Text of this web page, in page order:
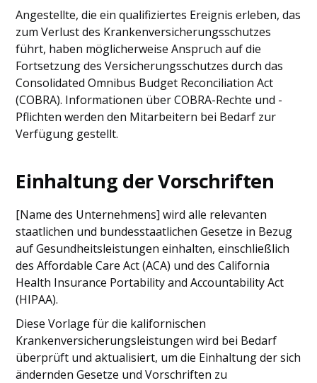
Angestellte, die ein qualifiziertes Ereignis erleben, das
zum Verlust des Krankenversicherungsschutzes
führt, haben möglicherweise Anspruch auf die
Fortsetzung des Versicherungsschutzes durch das
Consolidated Omnibus Budget Reconciliation Act
(COBRA). Informationen über COBRA-Rechte und -
Pflichten werden den Mitarbeitern bei Bedarf zur
Verfügung gestellt.
Einhaltung der Vorschriften
[Name des Unternehmens] wird alle relevanten
staatlichen und bundesstaatlichen Gesetze in Bezug
auf Gesundheitsleistungen einhalten, einschließlich
des Affordable Care Act (ACA) und des California
Health Insurance Portability and Accountability Act
(HIPAA).
Diese Vorlage für die kalifornischen
Krankenversicherungsleistungen wird bei Bedarf
überprüft und aktualisiert, um die Einhaltung der sich
ändernden Gesetze und Vorschriften zu